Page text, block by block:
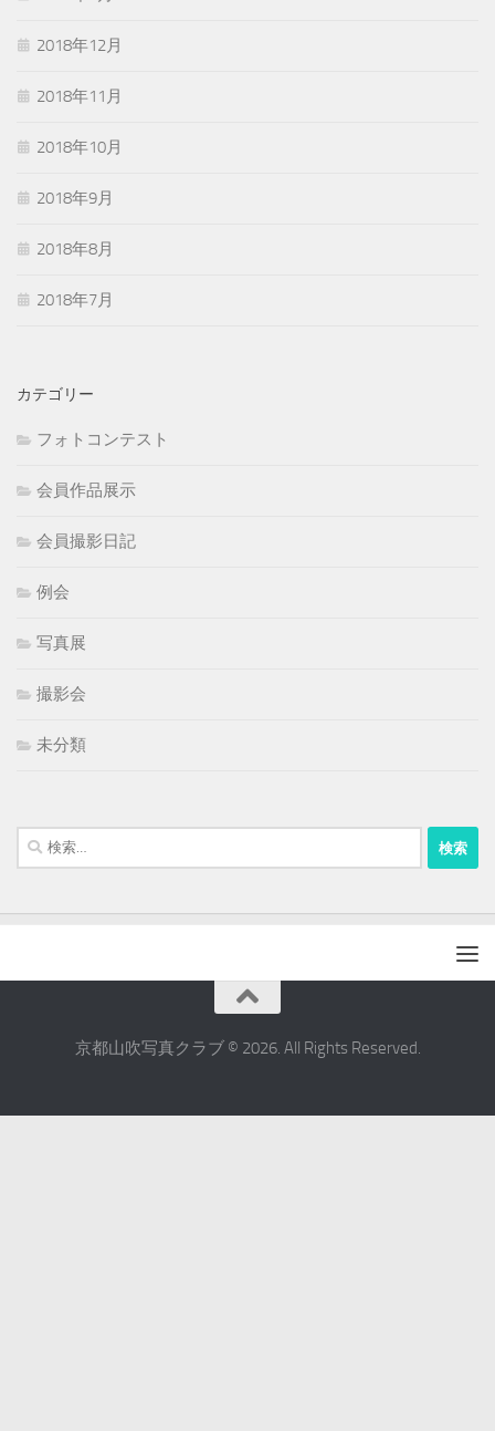
2018年12月
2018年11月
2018年10月
2018年9月
2018年8月
2018年7月
カテゴリー
フォトコンテスト
会員作品展示
会員撮影日記
例会
写真展
撮影会
未分類
検
索:
京都山吹写真クラブ © 2026. All Rights Reserved.